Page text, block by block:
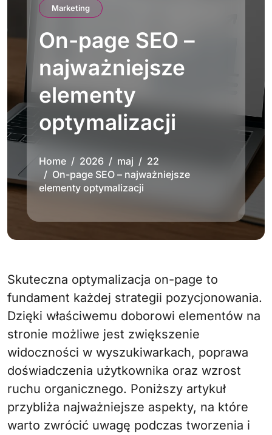
Marketing
On-page SEO –
najważniejsze
elementy
optymalizacji
Home 2026 maj
22
On-page SEO – najważniejsze
elementy optymalizacji
Skuteczna optymalizacja on-page to
fundament każdej strategii pozycjonowania.
Dzięki właściwemu doborowi elementów na
stronie możliwe jest zwiększenie
widoczności w wyszukiwarkach, poprawa
doświadczenia użytkownika oraz wzrost
ruchu organicznego. Poniższy artykuł
przybliża najważniejsze aspekty, na które
warto zwrócić uwagę podczas tworzenia i